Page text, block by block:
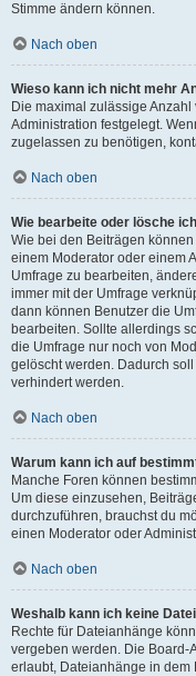
Stimme ändern können.
Nach oben
Wieso kann ich nicht mehr
Die maximal zulässige
Administration festgelegt.
zugelassen zu benötigen,
Nach oben
Wie bearbeite oder lösche
Wie bei den Beiträgen
einem Moderator oder einem
Umfrage zu bearbeiten,
immer mit der Umfrage
dann können Benutzer die
bearbeiten. Sollte allerdings
die Umfrage nur noch von
gelöscht werden. Dadurch
verhindert werden.
Nach oben
Warum kann ich auf
Manche Foren können
Um diese einzusehen,
durchzuführen, brauchst du
einen Moderator oder
Nach oben
Weshalb kann ich keine
Rechte für Dateianhänge
vergeben werden. Die Board-
erlaubt, Dateianhänge in dem